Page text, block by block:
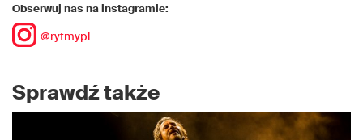
Obserwuj nas na instagramie:
@rytmypl
Sprawdź także